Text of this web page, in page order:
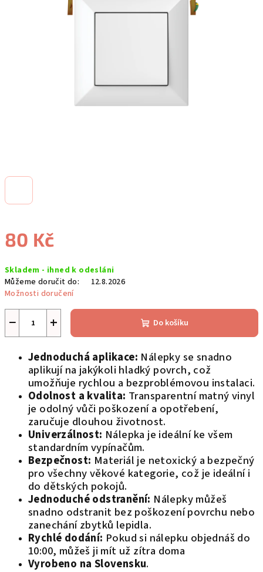
80 Kč
cena:
Skladem - ihned k odesláni
Můžeme doručit do:
12.8.2026
Možnosti doručení
+
− Do košíku
Jednoduchá aplikace: Nálepky se snadno
aplikují na jakýkoli hladký povrch, což
umožňuje rychlou a bezproblémovou instalaci.
Odolnost a kvalita: Transparentní matný vinyl
je odolný vůči poškození a opotřebení,
zaručuje dlouhou životnost.
Univerzálnost: Nálepka je ideální ke všem
standardním vypínačům.
Bezpečnost: Materiál je netoxický a bezpečný
pro všechny věkové kategorie, což je ideální i
do dětských pokojů.
Jednoduché odstranění: Nálepky můžeš
snadno odstranit bez poškození povrchu nebo
zanechání zbytků lepidla.
Rychlé dodání: Pokud si nálepku objednáš do
10:00, můžeš ji mít už zítra doma
Vyrobeno na Slovensku.